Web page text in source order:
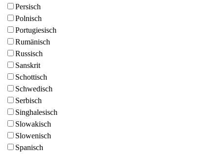
Persisch
Polnisch
Portugiesisch
Rumänisch
Russisch
Sanskrit
Schottisch
Schwedisch
Serbisch
Singhalesisch
Slowakisch
Slowenisch
Spanisch